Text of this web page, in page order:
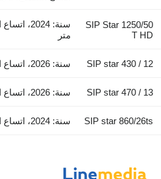
SIP Star 1250/50
T HD
متر
SIP star 430 / 12 سنة: 2026، اتساع الخطف: 4.3 متر
SIP star 470 / 13 سنة: 2026، اتساع الخطف: 4.7 متر
SIP star 860/26ts سنة: 2024، اتساع الخطف: 9 متر